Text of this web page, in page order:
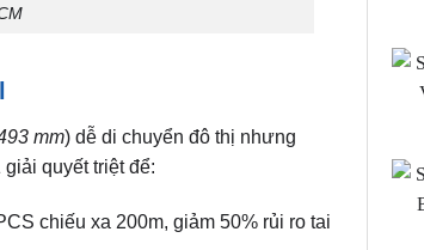
mm) dễ di chuyển đô thị nhưng
quyết triệt để:
chiếu xa 200m, giảm 50% rủi ro tai